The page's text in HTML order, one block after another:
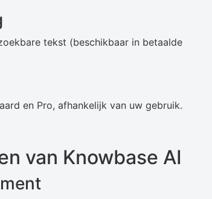
tekst (beschikbaar in betaalde
en Pro, afhankelijk van uw gebruik.
van Knowbase AI